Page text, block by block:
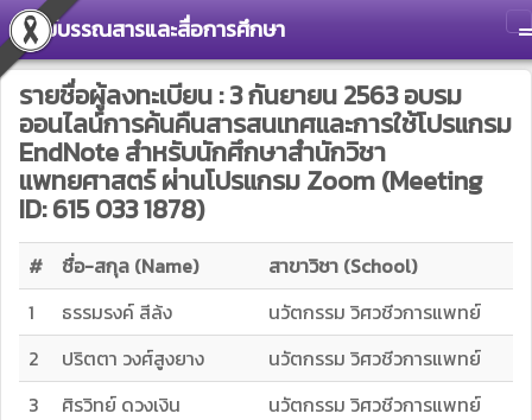
ศูนย์บรรณสารและสื่อการศึกษา
รายชื่อผู้ลงทะเบียน : 3 กันยายน 2563 อบรม
ออนไลน์การค้นคืนสารสนเทศและการใช้โปรแกรม
EndNote สำหรับนักศึกษาสำนักวิชา
แพทยศาสตร์ ผ่านโปรแกรม Zoom (Meeting
ID: 615 033 1878)
# ชื่อ-สกุล (Name)
สาขาวิชา (School)
1
ธรรมรงค์ สีล้ง
นวัตกรรม วิศวชีวการแพทย์
2
ปริตตา วงศ์สูงยาง
นวัตกรรม วิศวชีวการแพทย์
3
ศิรวิทย์​ ดวงเงิน
นวัตกรรม​ วิศวชีวการแพทย์